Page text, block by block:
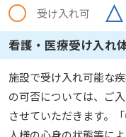
受け入れ可
看護・医療受け入れ
施設で受け入れ可能な
の可否については、ご
させていただきます。